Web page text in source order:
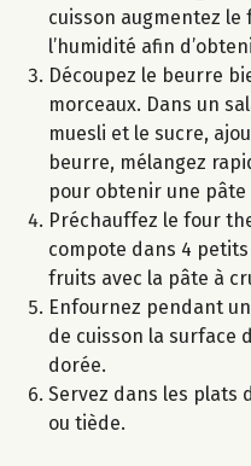
cuisson augmentez
l’humidité afin
Découpez le beurre
morceaux. Dans un
muesli et le sucre,
beurre, mélangez
pour obtenir une pâte
Préchauffez le four
compote dans 4
fruits avec la pâte à
Enfournez pendant
de cuisson la surface
dorée.
Servez dans les plats
ou tiède.